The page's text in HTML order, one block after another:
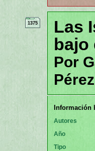
1375
Las
bajo
Por
Información
Autores
Año
Tipo